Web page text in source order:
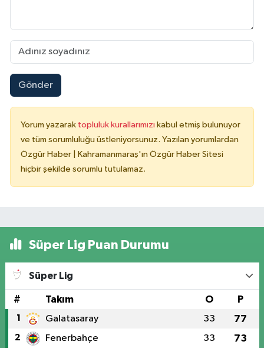
Gönder
Yorum yazarak topluluk kurallarımızı kabul etmiş bulunuyor
ve tüm sorumluluğu üstleniyorsunuz. Yazılan yorumlardan
Özgür Haber | Kahramanmaraş'ın Özgür Haber Sitesi
hiçbir şekilde sorumlu tutulamaz.
Süper Lig Puan Durumu
Süper Lig
# Takım O P
1 Galatasaray 33 77
2 Fenerbahçe 33 73